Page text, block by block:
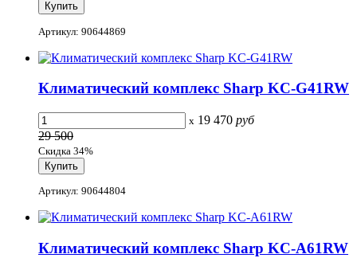
Артикул: 90644869
Климатический комплекс Sharp KC-G41RW
x 19 470 руб
29 500
Скидка 34%
Артикул: 90644804
Климатический комплекс Sharp KC-A61RW